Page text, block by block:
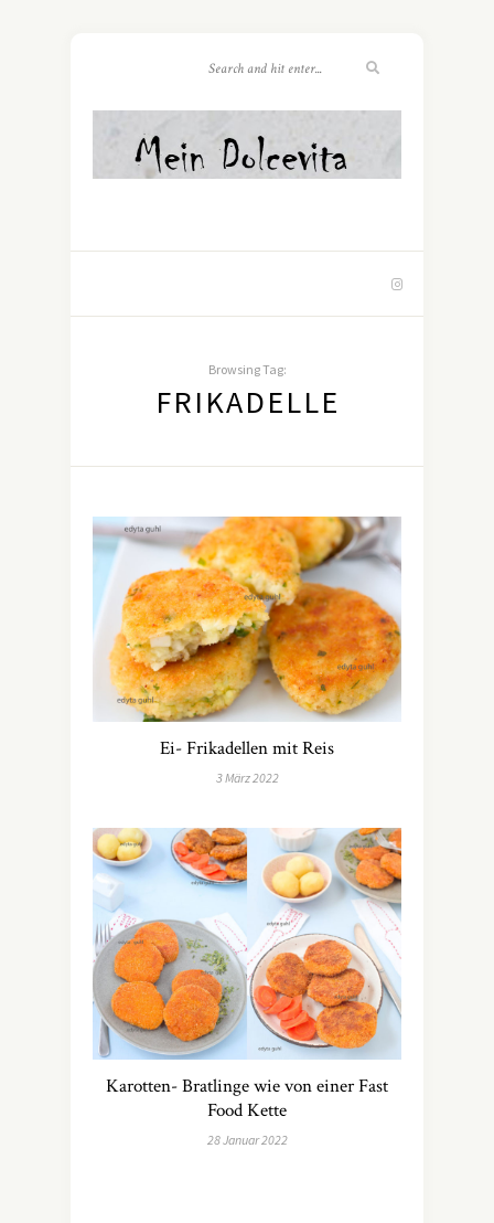
Browsing Tag:
FRIKADELLE
Ei- Frikadellen mit Reis
3 März 2022
Karotten- Bratlinge wie von einer Fast
Food Kette
28 Januar 2022